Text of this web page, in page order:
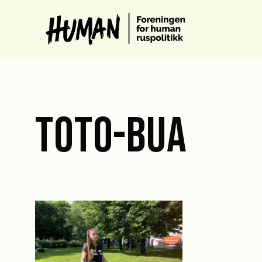
TOTO-BUA